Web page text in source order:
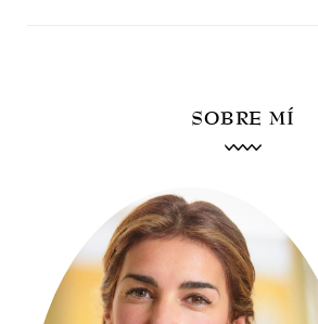
SOBRE MÍ